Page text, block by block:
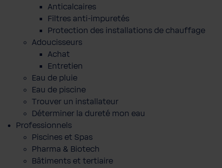
Anticalcaires
Filtres anti-impuretés
Protection des installations de chauffage
Adoucisseurs
Achat
Entretien
Eau de pluie
Eau de piscine
Trouver un installateur
Déterminer la dureté mon eau
Professionnels
Piscines et Spas
Pharma & Biotech
Bâtiments et tertiaire